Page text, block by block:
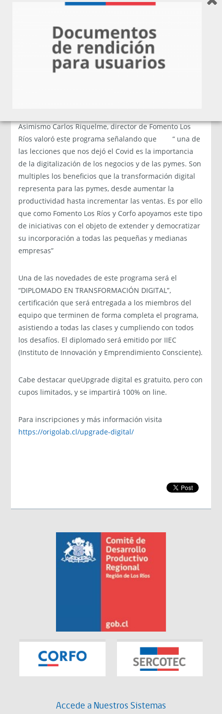
de planes de trabajo de forma eficiente y estructurada,
esto mediante paneles de trabajo y recursos
complementarios. Es por esto que invitamos a todas
las empresas de la región a ser parte de este programa
que les permitirá abrir nuevas perspectivas a nivel
Asimismo Carlos Riquelme, director de Fomento Los
Ríos valoró este programa señalando que “ una de
las lecciones que nos dejó el Covid es la importancia
de la digitalización de los negocios y de las pymes. Son
multiples los beneficios que la transformación digital
representa para las pymes, desde aumentar la
productividad hasta incrementar las ventas. Es por ello
que como Fomento Los Ríos y Corfo apoyamos este tipo
de iniciativas con el objeto de extender y democratizar
su incorporación a todas las pequeñas y medianas
empresas”
Una de las novedades de este programa será el
“DIPLOMADO EN TRANSFORMACIÓN DIGITAL”,
certificación que será entregada a los miembros del
equipo que terminen de forma completa el programa,
asistiendo a todas las clases y cumpliendo con todos
los desafíos. El diplomado será emitido por IIEC
(Instituto de Innovación y Emprendimiento Consciente).
Cabe destacar queUpgrade digital es gratuito, pero con
cupos limitados, y se impartirá 100% on line.
Para inscripciones y más información visita
https://origolab.cl/upgrade-digital/
Accede a Nuestros Sistemas